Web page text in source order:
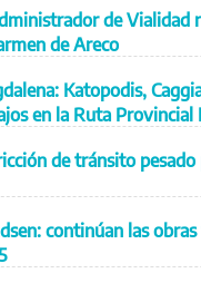
de Vialidad
de Areco
Katopodis,
en la Ruta Provincial
de tránsito pesado
continúan las